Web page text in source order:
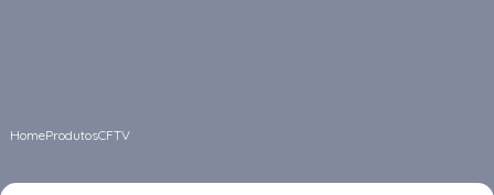
HomeProdutosCFTV